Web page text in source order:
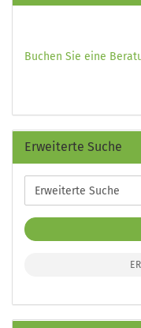
Buchen Sie eine
Erweiterte Suche
Erweiterte
Suche